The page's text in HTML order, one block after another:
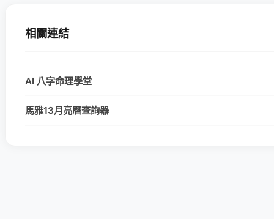
相關連結
AI 八字命理學堂
馬雅13月亮曆查詢器